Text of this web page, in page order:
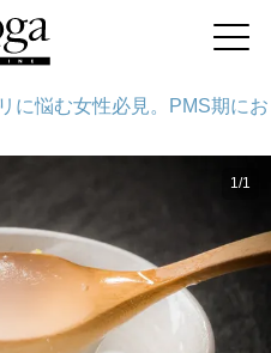
に悩む女性必見。PMS期にお
1/1